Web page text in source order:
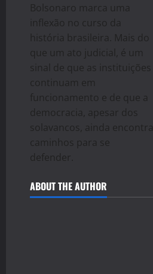
Bolsonaro marca uma
inflexão no curso da
história brasileira. Mais do
que um ato judicial, é um
sinal de que as instituições
continuam em
funcionamento e de que a
democracia, apesar dos
solavancos, ainda encontra
caminhos para se
defender.
ABOUT THE AUTHOR